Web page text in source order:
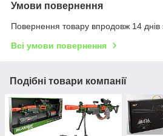
Умови повернення
Повернення товару впродовж 14 днів
Всі умови повернення
Подібні товари компанії